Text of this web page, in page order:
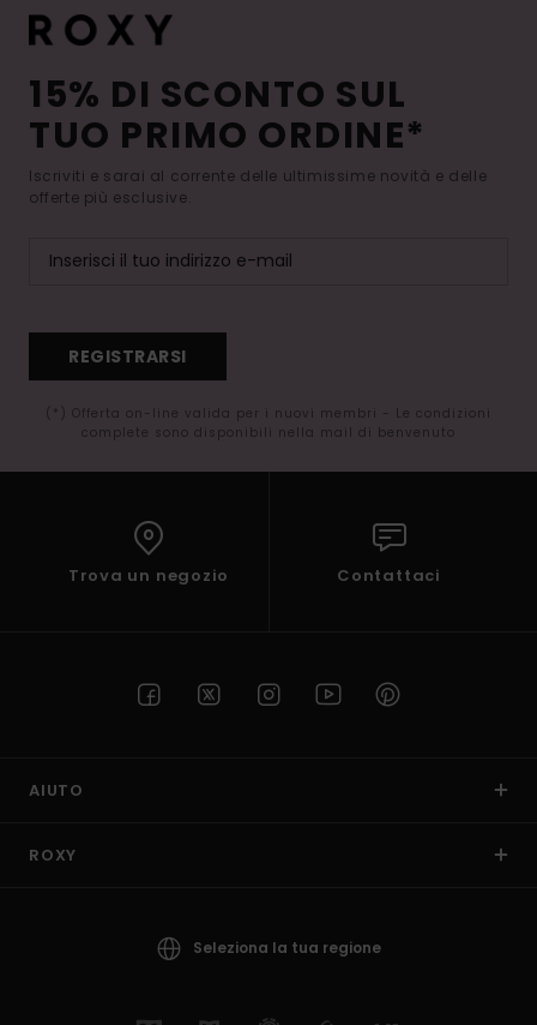
15% DI SCONTO SUL
TUO PRIMO ORDINE*
Iscriviti e sarai al corrente delle ultimissime novità e delle
offerte più esclusive.
REGISTRARSI
(*) Offerta on-line valida per i nuovi membri - Le condizioni
complete sono disponibili nella mail di benvenuto
Trova un negozio Contattaci
AIUTO
ROXY
Seleziona la tua regione